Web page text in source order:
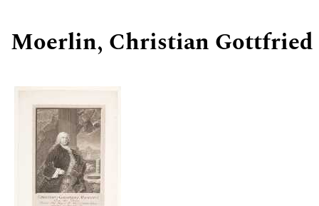
Moerlin, Christian Gottfried